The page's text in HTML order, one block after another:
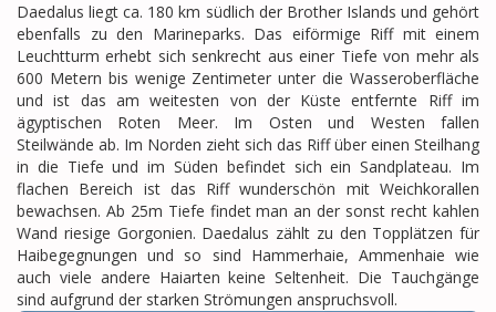
Daedalus liegt ca. 180 km südlich der Brother Islands und gehört
ebenfalls zu den Marineparks. Das eiförmige Riff mit einem
Leuchtturm erhebt sich senkrecht aus einer Tiefe von mehr als
600 Metern bis wenige Zentimeter unter die Wasseroberfläche
und ist das am weitesten von der Küste entfernte Riff im
ägyptischen Roten Meer. Im Osten und Westen fallen
Steilwände ab. Im Norden zieht sich das Riff über einen Steilhang
in die Tiefe und im Süden befindet sich ein Sandplateau. Im
flachen Bereich ist das Riff wunderschön mit Weichkorallen
bewachsen. Ab 25m Tiefe findet man an der sonst recht kahlen
Wand riesige Gorgonien. Daedalus zählt zu den Topplätzen für
Haibegegnungen und so sind Hammerhaie, Ammenhaie wie
auch viele andere Haiarten keine Seltenheit. Die Tauchgänge
sind aufgrund der starken Strömungen anspruchsvoll.